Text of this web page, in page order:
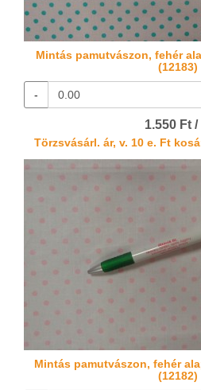
Mintás pamutvászon, fehér
(12183)
-
1.550 Ft /
Törzsvásárl. ár, v. 10 e. Ft
Mintás pamutvászon, fehér
(12182)